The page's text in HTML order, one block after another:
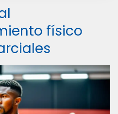
físico